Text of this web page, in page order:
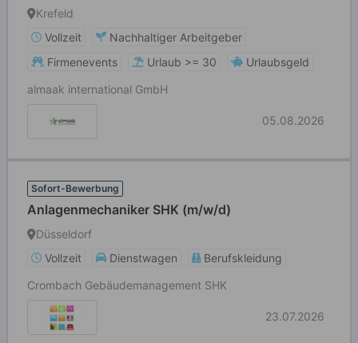
Krefeld
Vollzeit
Nachhaltiger Arbeitgeber
Firmenevents
Urlaub >= 30
Urlaubsgeld
almaak international GmbH
05.08.2026
Sofort-Bewerbung
Anlagenmechaniker SHK (m/w/d)
Düsseldorf
Vollzeit
Dienstwagen
Berufskleidung
Crombach Gebäudemanagement SHK
23.07.2026